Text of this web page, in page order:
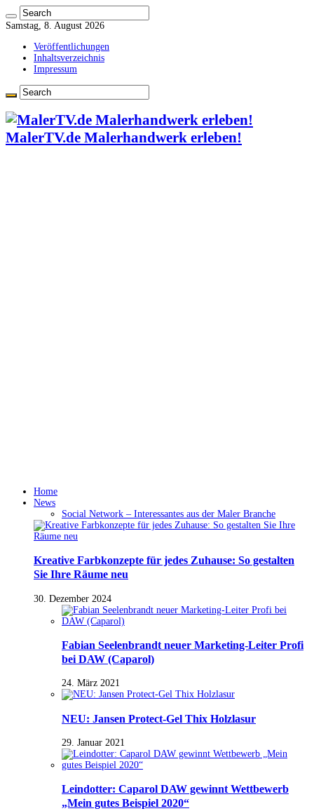
Samstag, 8. August 2026
Veröffentlichungen
Inhaltsverzeichnis
Impressum
MalerTV.de Malerhandwerk erleben!
Home
News
Social Network – Interessantes aus der Maler Branche
Kreative Farbkonzepte für jedes Zuhause: So gestalten
Sie Ihre Räume neu
30. Dezember 2024
Fabian Seelenbrandt neuer Marketing-Leiter Profi
bei DAW (Caparol)
24. März 2021
NEU: Jansen Protect-Gel Thix Holzlasur
29. Januar 2021
Leindotter: Caparol DAW gewinnt Wettbewerb
„Mein gutes Beispiel 2020“